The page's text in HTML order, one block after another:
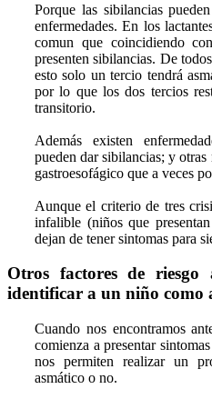
Porque las sibilancias
enfermedades. En los
comun que coincidiendo
presenten sibilancias. De
esto solo un tercio tendrá
por lo que los dos tercios
transitorio.
Además existen
pueden dar sibilancias; y
gastroesofágico que a veces
Aunque el criterio de tres
infalible (niños que
dejan de tener sintomas para
Otros factores de
identificar a un niño como
Cuando nos encontramos
comienza a presentar
nos permiten realizar un
asmático o no.